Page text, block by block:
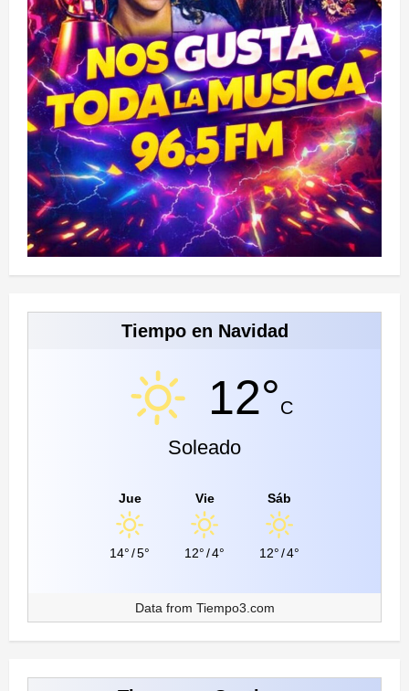
Tiempo en Navidad
12°C
Soleado
Jue
14°/5°
Vie
12°/4°
Sáb
12°/4°
Data from Tiempo3.com